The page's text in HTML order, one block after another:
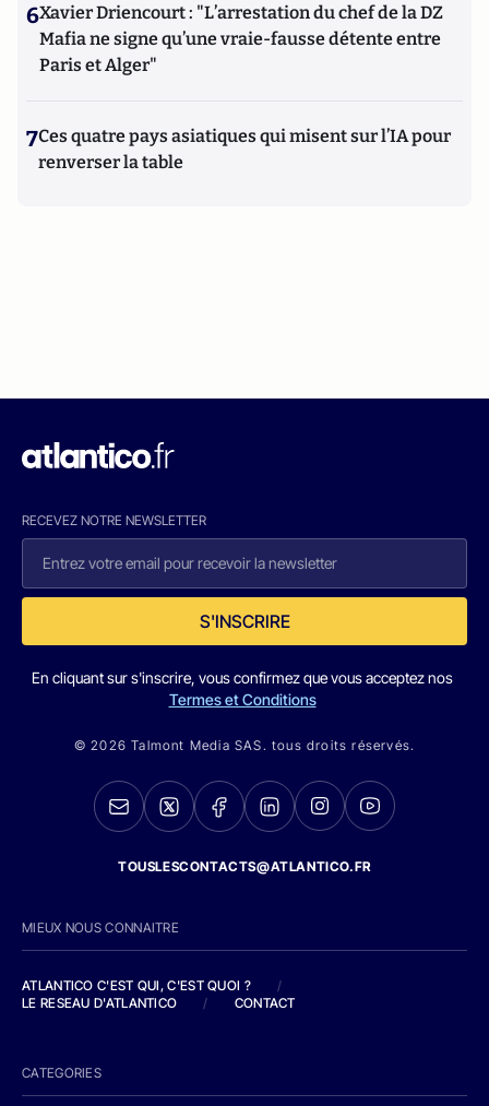
6Xavier Driencourt : "L’arrestation du chef de la DZ
Mafia ne signe qu’une vraie-fausse détente entre
Paris et Alger"
7Ces quatre pays asiatiques qui misent sur l’IA pour
renverser la table
RECEVEZ NOTRE NEWSLETTER
S'INSCRIRE
En cliquant sur s'inscrire, vous confirmez que vous acceptez nos
Termes et Conditions
© 2026 Talmont Media SAS. tous droits réservés.
TOUSLESCONTACTS@ATLANTICO.FR
MIEUX NOUS CONNAITRE
ATLANTICO C'EST QUI, C'EST QUOI ?
/
LE RESEAU D'ATLANTICO
/ CONTACT
CATEGORIES